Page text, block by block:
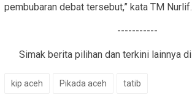
pembubaran debat tersebut,” kata TM Nurlif.
-----------
Simak berita pilihan dan terkini lainnya di
kip aceh Pikada aceh tatib